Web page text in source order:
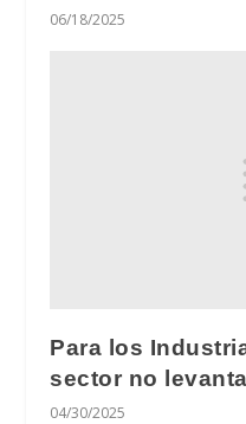
06/18/2025
Para los
sector no
04/30/2025